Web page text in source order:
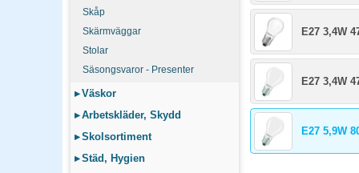
Skåp
Skärmväggar
Stolar
Säsongsvaror - Presenter
▸Väskor
▸Arbetskläder, Skydd
▸Skolsortiment
▸Städ, Hygien
E27 3,4W
E27 3,4W
E27 5,9W